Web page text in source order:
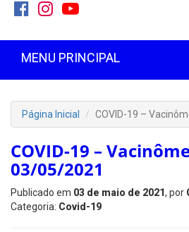
MENU PRINCIPAL
Página Inicial COVID-19 –
COVID-19 –
03/05/2021
Publicado em 03 de maio de 2021, por
Categoria: Covid-19